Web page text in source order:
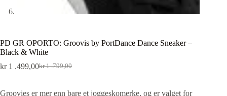
PD GR OPORTO: Groovis by PortDance Dance Sneaker –
Black & White
kr1 .799,00
kr1 .499,00
Groovies er mer enn bare et joggeskomerke, og er valget for